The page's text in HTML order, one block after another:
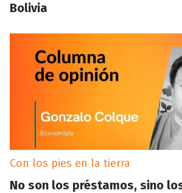
Bolivia
Con los pies en la tierra
No son los préstamos, sino